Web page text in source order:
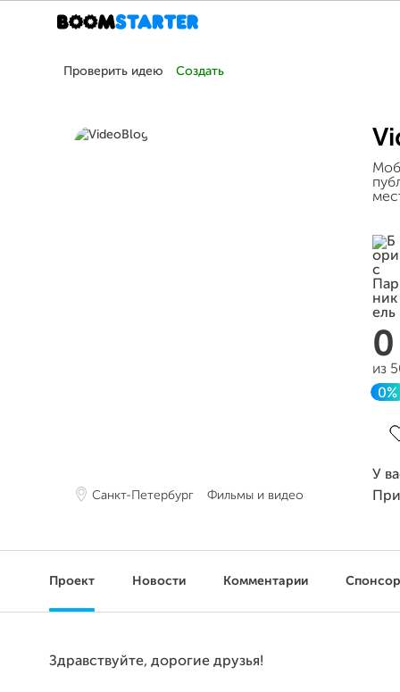
Проверить идею Создать
Санкт-Петербург Фильмы и видео
из
0%
У
Проект Новости Комментарии
Здравствуйте, дорогие друзья!